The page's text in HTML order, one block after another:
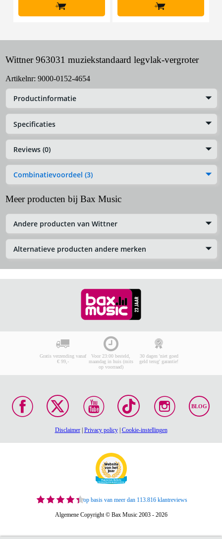
+ +
Wittner 963031 muziekstandaard legvlak-vergroter
Artikelnr: 9000-0152-4654
Productinformatie
Specificaties
Reviews (0)
Combinatievoordeel (3)
Meer producten bij Bax Music
Andere producten van Wittner
Alternatieve producten andere merken
Gratis verzending vanaf
€ 99,-
Voor 23:00 besteld,
maandag in huis (mits
op voorraad)
30 dagen 'niet goed
geld terug' garantie!
BLOG
Disclaimer| Privacy policy| Cookie-instellingen
op basis van meer dan 113.816 klantreviews
Algemene Copyright © Bax Music 2003 - 2026